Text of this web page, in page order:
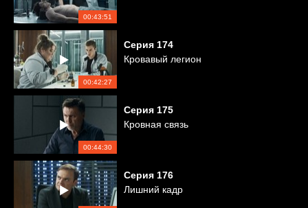
00:43:51
00:42:27
Серия 174
Кровавый легион
00:44:30
Серия 175
Кровная связь
Серия 176
Лишний кадр